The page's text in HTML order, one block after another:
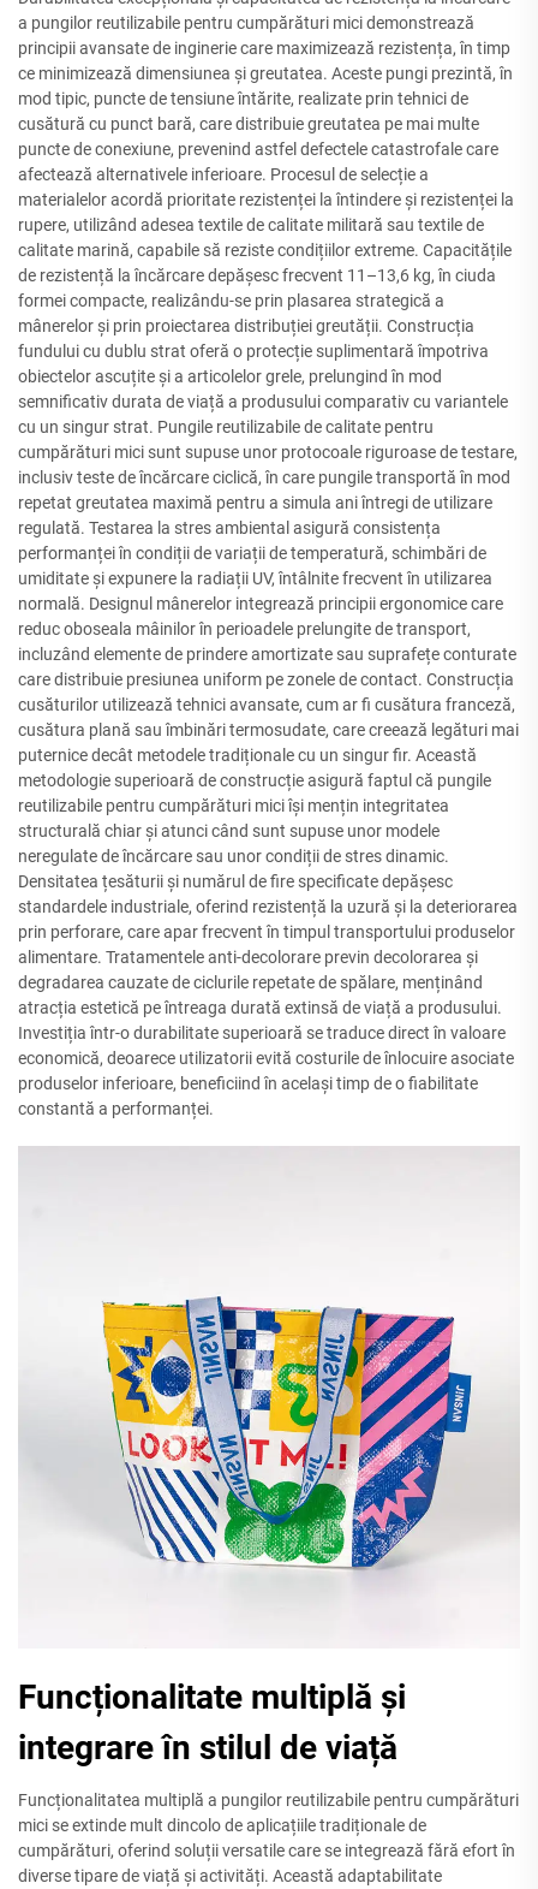
a pungilor reutilizabile pentru cumpărături mici demonstrează
principii avansate de inginerie care maximizează rezistența, în timp
ce minimizează dimensiunea și greutatea. Aceste pungi prezintă, în
mod tipic, puncte de tensiune întărite, realizate prin tehnici de
cusătură cu punct bară, care distribuie greutatea pe mai multe
puncte de conexiune, prevenind astfel defectele catastrofale care
afectează alternativele inferioare. Procesul de selecție a
materialelor acordă prioritate rezistenței la întindere și rezistenței la
rupere, utilizând adesea textile de calitate militară sau textile de
calitate marină, capabile să reziste condițiilor extreme. Capacitățile
de rezistență la încărcare depășesc frecvent 11–13,6 kg, în ciuda
formei compacte, realizându-se prin plasarea strategică a
mânerelor și prin proiectarea distribuției greutății. Construcția
fundului cu dublu strat oferă o protecție suplimentară împotriva
obiectelor ascuțite și a articolelor grele, prelungind în mod
semnificativ durata de viață a produsului comparativ cu variantele
cu un singur strat. Pungile reutilizabile de calitate pentru
cumpărături mici sunt supuse unor protocoale riguroase de testare,
inclusiv teste de încărcare ciclică, în care pungile transportă în mod
repetat greutatea maximă pentru a simula ani întregi de utilizare
regulată. Testarea la stres ambiental asigură consistența
performanței în condiții de variații de temperatură, schimbări de
umiditate și expunere la radiații UV, întâlnite frecvent în utilizarea
normală. Designul mânerelor integrează principii ergonomice care
reduc oboseala mâinilor în perioadele prelungite de transport,
incluzând elemente de prindere amortizate sau suprafețe conturate
care distribuie presiunea uniform pe zonele de contact. Construcția
cusăturilor utilizează tehnici avansate, cum ar fi cusătura franceză,
cusătura plană sau îmbinări termosudate, care creează legături mai
puternice decât metodele tradiționale cu un singur fir. Această
metodologie superioară de construcție asigură faptul că pungile
reutilizabile pentru cumpărături mici își mențin integritatea
structurală chiar și atunci când sunt supuse unor modele
neregulate de încărcare sau unor condiții de stres dinamic.
Densitatea țesăturii și numărul de fire specificate depășesc
standardele industriale, oferind rezistență la uzură și la deteriorarea
prin perforare, care apar frecvent în timpul transportului produselor
alimentare. Tratamentele anti-decolorare previn decolorarea și
degradarea cauzate de ciclurile repetate de spălare, menținând
atracția estetică pe întreaga durată extinsă de viață a produsului.
Investiția într-o durabilitate superioară se traduce direct în valoare
economică, deoarece utilizatorii evită costurile de înlocuire asociate
produselor inferioare, beneficiind în același timp de o fiabilitate
constantă a performanței.
Funcționalitate multiplă și
integrare în stilul de viață
Funcționalitatea multiplă a pungilor reutilizabile pentru cumpărături
mici se extinde mult dincolo de aplicațiile tradiționale de
cumpărături, oferind soluții versatilе care se integrează fără efort în
diverse tipare de viață și activități. Această adaptabilitate